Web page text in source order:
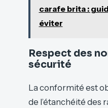
carafe brita :
éviter
Respect des
sécurité
La conformité est
de l’étanchéité des